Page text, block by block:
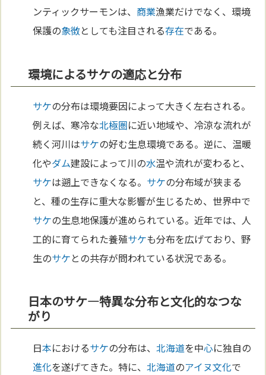
ンティックサーモンは、 商業漁業だけでなく、環境
保護の象徴としても注目される存在である。
環境によるサケの適応と分布
サケの分布は環境要因によって大きく左右される。
例えば、寒冷な北極圏に近い地域や、冷涼な流れが
続く河川はサケの好む生息環境である。逆に、温暖
化やダム建設によって川の水温や流れが変わると、
サケは遡上できなくなる。 サケの分布域が狭まる
と、種の生存に重大な影響が生じるため、世界中で
サケの生息地保護が進められている。近年では、人
工的に育てられた養殖サケも分布を広げており、野
生のサケとの共存が問われている状況である。
日本のサケ—特異な分布と文化的なつな
がり
日本におけるサケの分布は、北海道を中心に独自の
進化を遂げてきた。特に、北海道のアイヌ文化で